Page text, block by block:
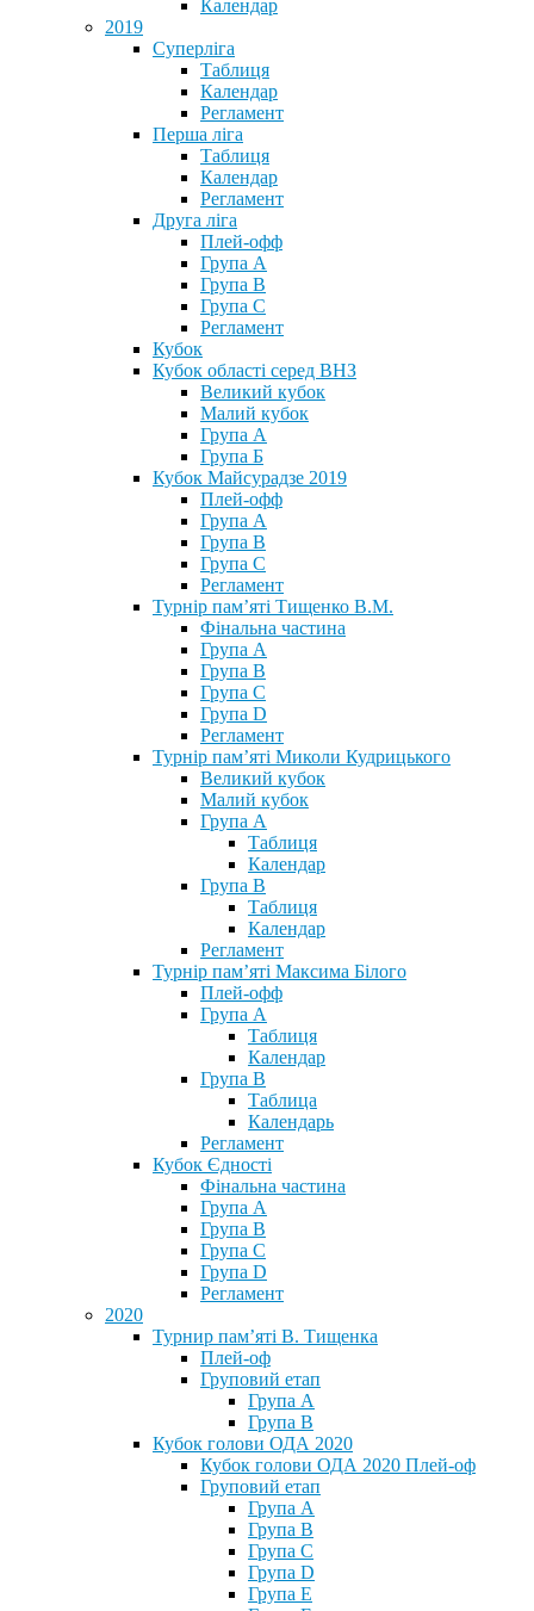
Календар
2019
Суперліга
Таблиця
Календар
Регламент
Перша ліга
Таблиця
Календар
Регламент
Друга ліга
Плей-офф
Група А
Група В
Група С
Регламент
Кубок
Кубок області серед ВНЗ
Великий кубок
Малий кубок
Група А
Група Б
Кубок Майсурадзе 2019
Плей-офф
Група А
Група В
Група С
Регламент
Турнір пам’яті Тищенко В.М.
Фінальна частина
Група А
Група В
Група С
Група D
Регламент
Турнір пам’яті Миколи Кудрицького
Великий кубок
Малий кубок
Група А
Таблиця
Календар
Група В
Таблиця
Календар
Регламент
Турнір пам’яті Максима Білого
Плей-офф
Група А
Таблиця
Календар
Група В
Таблица
Календарь
Регламент
Кубок Єдності
Фінальна частина
Група А
Група В
Група С
Група D
Регламент
2020
Турнир пам’яті В. Тищенка
Плей-оф
Груповий етап
Група А
Група В
Кубок голови ОДА 2020
Кубок голови ОДА 2020 Плей-оф
Груповий етап
Група A
Група B
Група C
Група D
Група E